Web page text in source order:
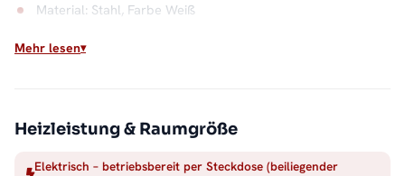
Material: Stahl, Farbe Weiß
Wärme, wann Sie wollen
wie im Januar. Der Stahlkorpus in Weiß verteilt die Wärme
dabei gleichmäßig über die gesamte Fläche. Alle Größen und
Ausführungen finden Sie in der KategorieHandtuchheizkörper
Mehr lesen
Heizleistung & Raumgröße
Elektrisch – betriebsbereit per Steckdose (beiliegender